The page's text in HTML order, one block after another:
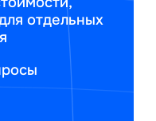
отдельных